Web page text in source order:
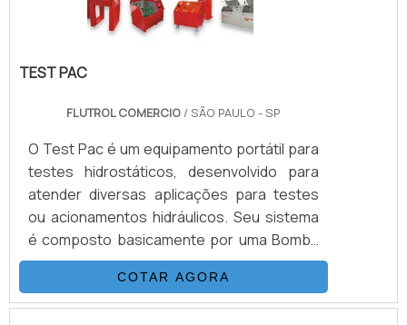
TEST PAC
FLUTROL COMERCIO / SÃO PAULO - SP
O Test Pac é um equipamento portátil para
testes hidrostáticos, desenvolvido para
atender diversas aplicações para testes
ou acionamentos hidráulicos. Seu sistema
é composto basicamente por uma Bomba
Hidropneumática Haskel, kit de preparação
de ar, conjunto de filtros, válvulas, skid
tubular carbono ou inox, ou tanque
COTAR AGORA